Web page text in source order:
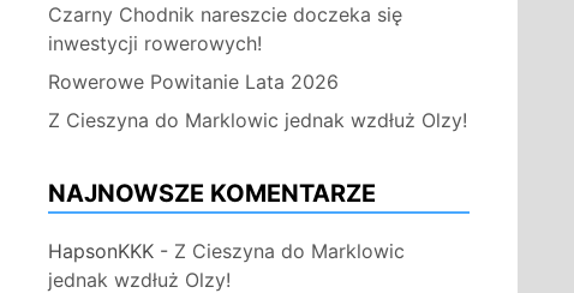
Czarny Chodnik nareszcie doczeka się
inwestycji rowerowych!
Rowerowe Powitanie Lata 2026
Z Cieszyna do Marklowic jednak wzdłuż Olzy!
NAJNOWSZE KOMENTARZE
HapsonKKK - Z Cieszyna do Marklowic
jednak wzdłuż Olzy!